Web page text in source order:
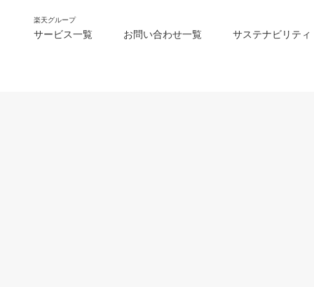
楽天グループ
サービス一覧 お問い合わせ一覧 サステナビリティ